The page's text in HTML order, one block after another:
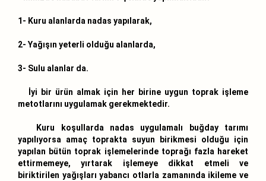
1- Kuru alanlarda nadas yapılarak,
2- Yağışın yeterli olduğu alanlarda,
3- Sulu alanlar da.
İyi bir ürün almak için her birine uygun toprak işleme
metotlarını uygulamak gerekmektedir.
Kuru koşullarda nadas uygulamalı buğday tarımı
yapılıyorsa amaç toprakta suyun birikmesi olduğu için
yapılan bütün toprak işlemelerinde toprağı fazla hareket
ettirmemeye, yırtarak işlemeye dikkat etmeli ve
biriktirilen yağışları yabancı otlarla zamanında ikileme ve